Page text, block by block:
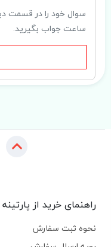
ساعت جواب بگیرید.
راهنمای خرید از پارتینه
نحوه ثبت سفارش